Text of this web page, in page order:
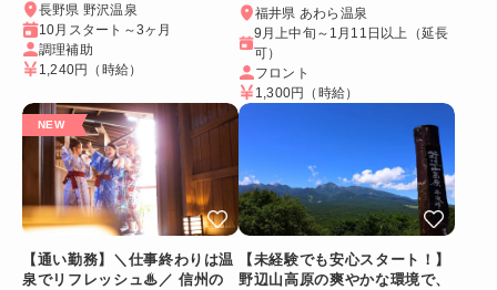
長野県 野沢温泉
10月スタート～3ヶ月
調理補助
1,240円 （時給）
福井県 あわら温泉
9月上中旬～1月11日以上（延長
可）
フロント
1,300円 （時給）
【通い勤務】＼仕事終わりは温
泉でリフレッシュ♨／ 信州の
【未経験でも安心スタート！】
野辺山高原の爽やかな環境で、